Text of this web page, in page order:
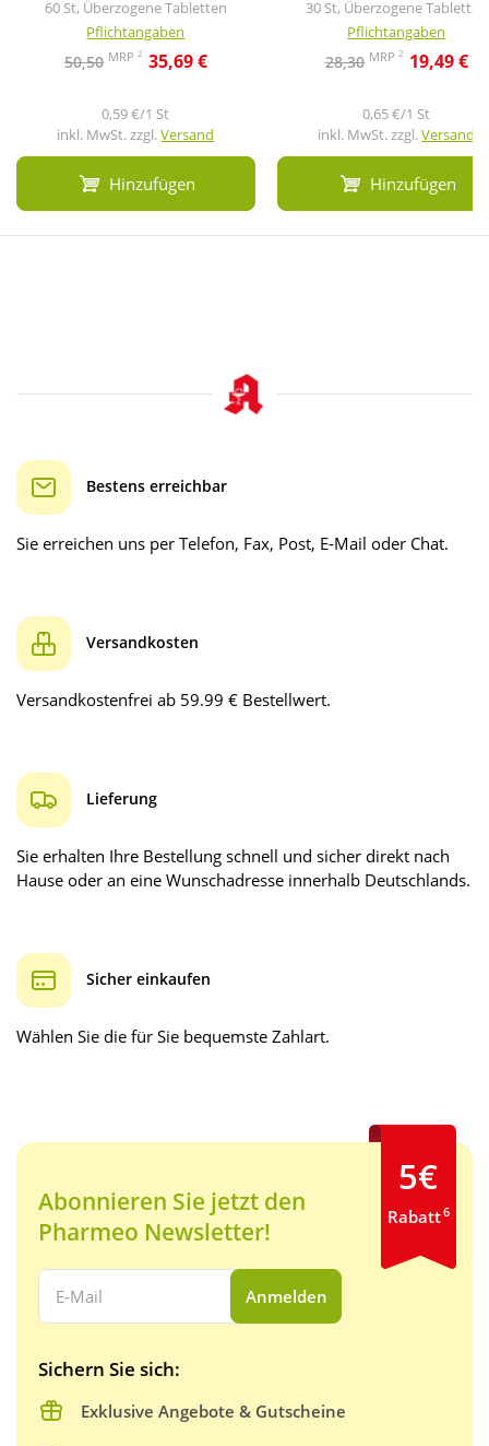
60 St, Überzogene Tabletten
Pflichtangaben
50,50 MRP 2 35,69 €
0,59 €/1 St
inkl. MwSt. zzgl.Versand
Hinzufügen
30 St, Überzogene Tabletten
Pflichtangaben
28,30 MRP 2 19,49 €
0,65 €/1 St
inkl. MwSt. zzgl.Versand
Hinzufügen
Bestens erreichbar
Sie erreichen uns per Telefon, Fax, Post, E-Mail oder Chat.
Versandkosten
Versandkostenfrei ab 59.99 € Bestellwert.
Lieferung
Sie erhalten Ihre Bestellung schnell und sicher direkt nach
Hause oder an eine Wunschadresse innerhalb Deutschlands.
Sicher einkaufen
Wählen Sie die für Sie bequemste Zahlart.
Abonnieren Sie jetzt den
Pharmeo Newsletter!
Ihre E-Mail Adresse:
Anmelden
Sichern Sie sich:
Exklusive Angebote & Gutscheine
5€
Rabatt6